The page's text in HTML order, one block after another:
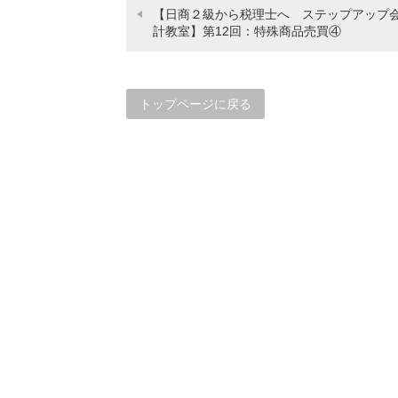
【日商２級から税理士へ ステップアップ
計教室】第12回：特殊商品売買④
トップページに戻る